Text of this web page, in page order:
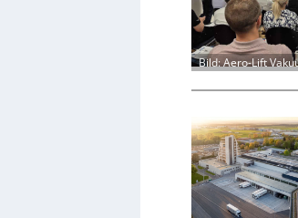
Bild: Aero-Lift